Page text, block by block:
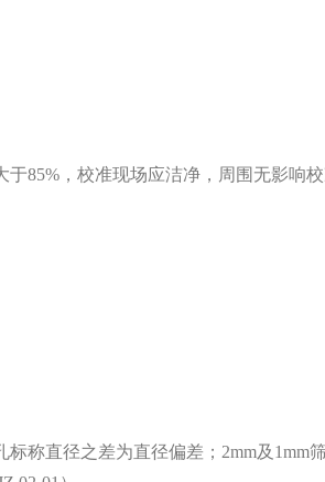
85%，校准现场应洁净，周围无影响
称直径之差为直径偏差；2mm及1mm